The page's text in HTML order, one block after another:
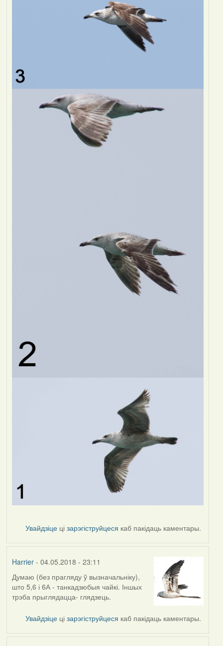
Увайдзіце цізарэгіструйцеся каб пакідаць каментары.
Harrier- 04.05.2018 - 23:11
Думаю (без прагляду ў вызначальніку),
што 5,6 і 6А - танкадзюбыя чайкі. Іншых
трэба прыглядацца- глядзець.
Увайдзіце цізарэгіструйцеся каб пакідаць каментары.